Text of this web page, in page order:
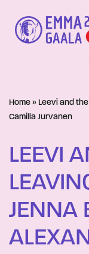
Siirry
suoraan
Home » Leevi and
Camilla Jurvanen
LEEVI
JENNA